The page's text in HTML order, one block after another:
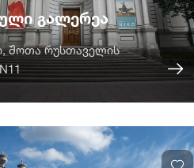
გალერეა
შოთა რუსთაველის